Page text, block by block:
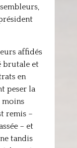
affidés
brutale et
en
peser la
moins
remis –
– et
tandis